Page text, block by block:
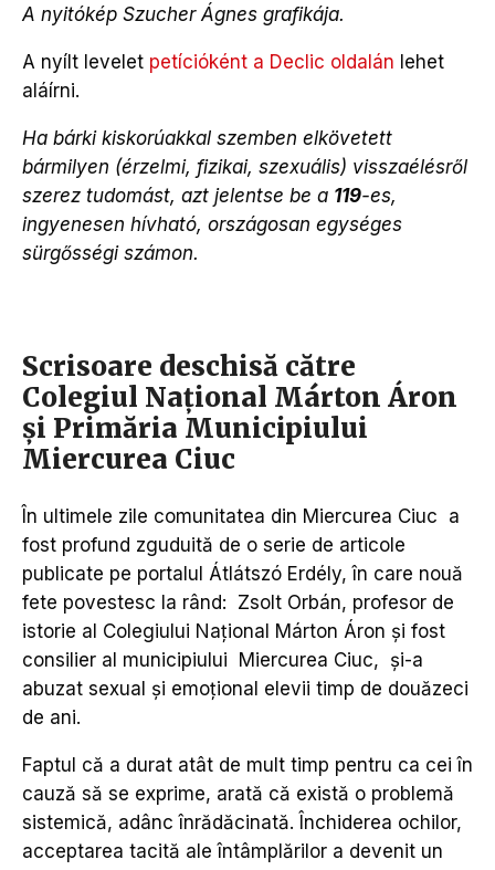
A nyitókép Szucher Ágnes grafikája.
A nyílt levelet petícióként a Declic oldalán lehet
aláírni.
Ha bárki kiskorúakkal szemben elkövetett
bármilyen (érzelmi, fizikai, szexuális) visszaélésről
szerez tudomást, azt jelentse be a 119-es,
ingyenesen hívható, országosan egységes
sürgősségi számon.
Scrisoare deschisă către
Colegiul Național Márton Áron
și Primăria Municipiului
Miercurea Ciuc
În ultimele zile comunitatea din Miercurea Ciuc a
fost profund zguduită de o serie de articole
publicate pe portalul Átlátszó Erdély, în care nouă
fete povestesc la rând: Zsolt Orbán, profesor de
istorie al Colegiului Național Márton Áron și fost
consilier al municipiului Miercurea Ciuc, și-a
abuzat sexual și emoțional elevii timp de douăzeci
de ani.
Faptul că a durat atât de mult timp pentru ca cei în
cauză să se exprime, arată că există o problemă
sistemică, adânc înrădăcinată. Închiderea ochilor,
acceptarea tacită ale întâmplărilor a devenit un